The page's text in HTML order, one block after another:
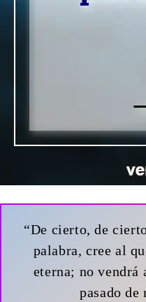
“De cierto, de
palabra, cree al
eterna; no vendrá
pasado de